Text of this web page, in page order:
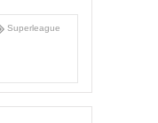
Superleague